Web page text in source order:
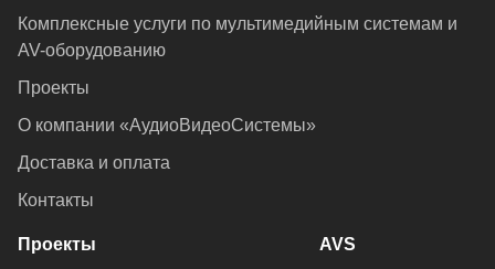
Комплексные услуги по мультимедийным системам и
AV-оборудованию
Проекты
О компании «АудиоВидеоСистемы»
Доставка и оплата
Контакты
Проекты AVS